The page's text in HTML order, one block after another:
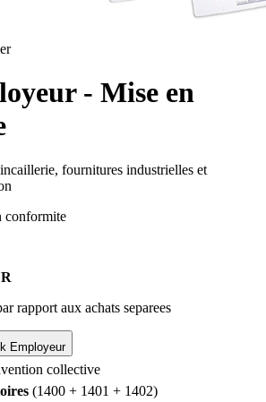
- Mise en
fournitures industrielles et
conformite
rapport aux achats separees
Employeur
collective
(1400 + 1401 + 1402)